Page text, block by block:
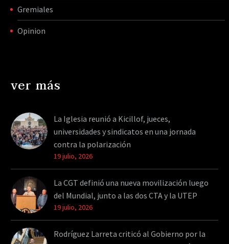
Gremiales
Opinion
ver más
La Iglesia reunió a Kicillof, jueces,
universidades y sindicatos en una jornada
contra la polarización
19 julio, 2026
La CGT definió una nueva movilización luego
del Mundial, junto a las dos CTA y la UTEP
19 julio, 2026
Rodríguez Larreta criticó al Gobierno por la